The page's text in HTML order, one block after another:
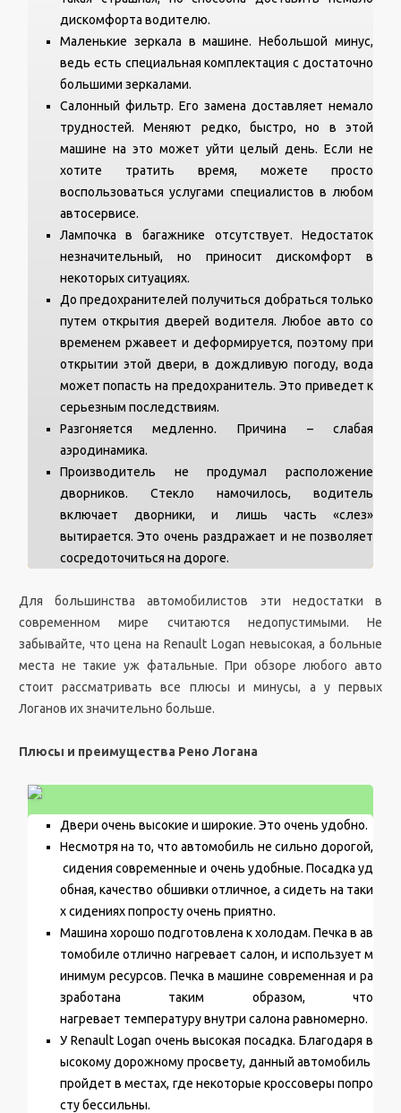
дискомфорта водителю.
Маленькие зеркала в машине. Небольшой минус,
ведь есть специальная комплектация с достаточно
большими зеркалами.
Салонный фильтр. Его замена доставляет немало
трудностей. Меняют редко, быстро, но в этой
машине на это может уйти целый день. Если не
хотите тратить время, можете просто
воспользоваться услугами специалистов в любом
автосервисе.
Лампочка в багажнике отсутствует. Недостаток
незначительный, но приносит дискомфорт в
некоторых ситуациях.
До предохранителей получиться добраться только
путем открытия дверей водителя. Любое авто со
временем ржавеет и деформируется, поэтому при
открытии этой двери, в дождливую погоду, вода
может попасть на предохранитель. Это приведет к
серьезным последствиям.
Разгоняется медленно. Причина – слабая
аэродинамика.
Производитель не продумал расположение
дворников. Стекло намочилось, водитель
включает дворники, и лишь часть «слез»
вытирается. Это очень раздражает и не позволяет
сосредоточиться на дороге.
Для большинства автомобилистов эти недостатки в
современном мире считаются недопустимыми. Не
забывайте, что цена на Renault Logan невысокая, а больные
места не такие уж фатальные. При обзоре любого авто
стоит рассматривать все плюсы и минусы, а у первых
Логанов их значительно больше.
Плюсы и преимущества Рено Логана
Двери очень высокие и широкие. Это очень удобно.
Несмотря на то, что автомобиль не сильно дорогой,
сидения современные и очень удобные. Посадка уд
обная, качество обшивки отличное, а сидеть на таки
х сидениях попросту очень приятно.
Машина хорошо подготовлена к холодам. Печка в ав
томобиле отлично нагревает салон, и использует м
инимум ресурсов. Печка в машине современная и ра
зработана таким образом, что
нагревает температуру внутри салона равномерно.
У Renault Logan очень высокая посадка. Благодаря в
ысокому дорожному просвету, данный автомобиль
пройдет в местах, где некоторые кроссоверы попро
сту бессильны.